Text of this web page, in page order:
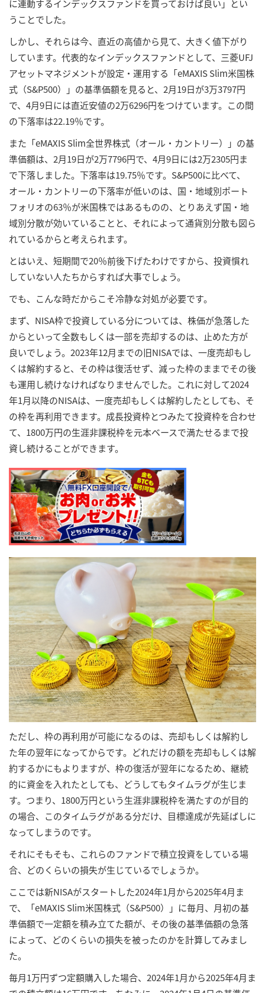
に連動するインデックスファンドを買っておけば良い」とい
うことでした。
しかし、それらは今、直近の高値から見て、大きく値下がり
しています。代表的なインデックスファンドとして、三菱UFJ
アセットマネジメントが設定・運用する「eMAXIS Slim米国株
式（S&P500）」の基準価額を見ると、2月19日が3万3797円
で、4月9日には直近安値の2万6296円をつけています。この間
の下落率は22.19％です。
また「eMAXIS Slim全世界株式（オール・カントリー）」の基
準価額は、2月19日が2万7796円で、4月9日には2万2305円ま
で下落しました。下落率は19.75％です。S&P500に比べて、
オール・カントリーの下落率が低いのは、国・地域別ポート
フォリオの63％が米国株ではあるものの、とりあえず国・地
域別分散が効いていることと、それによって通貨別分散も図ら
れているからと考えられます。
とはいえ、短期間で20％前後下げたわけですから、投資慣れ
していない人たちからすれば大事でしょう。
でも、こんな時だからこそ冷静な対処が必要です。
まず、NISA枠で投資している分については、株価が急落した
からといって全数もしくは一部を売却するのは、止めた方が
良いでしょう。2023年12月までの旧NISAでは、一度売却もし
くは解約すると、その枠は復活せず、減った枠のままでその後
も運用し続けなければなりませんでした。これに対して2024
年1月以降のNISAは、一度売却もしくは解約したとしても、そ
の枠を再利用できます。成長投資枠とつみたて投資枠を合わせ
て、1800万円の生涯非課税枠を元本ベースで満たせるまで投
資し続けることができます。
ただし、枠の再利用が可能になるのは、売却もしくは解約し
た年の翌年になってからです。どれだけの額を売却もしくは解
約するかにもよりますが、枠の復活が翌年になるため、継続
的に資金を入れたとしても、どうしてもタイムラグが生じま
す。つまり、1800万円という生涯非課税枠を満たすのが目的
の場合、このタイムラグがある分だけ、目標達成が先延ばしに
なってしまうのです。
それにそもそも、これらのファンドで積立投資をしている場
合、どのくらいの損失が生じているでしょうか。
ここでは新NISAがスタートした2024年1月から2025年4月ま
で、「eMAXIS Slim米国株式（S&P500）」に毎月、月初の基
準価額で一定額を積み立てた額が、その後の基準価額の急落
によって、どのくらいの損失を被ったのかを計算してみまし
た。
毎月1万円ずつ定額購入した場合、2024年1月から2025年4月ま